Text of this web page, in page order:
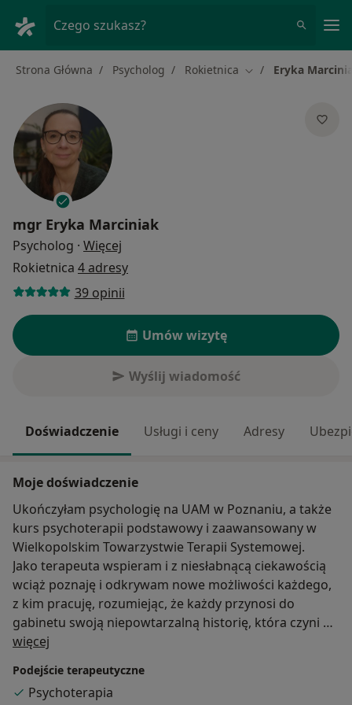
Czego szukasz?
Strona Główna Psycholog Rokietnica Zmień miasto
Eryka
mgr Eryka Marciniak
Psycholog · Więcej
Rokietnica 4 adresy
39 opinii
Umów wizytę
Wyślij wiadomość
Doświadczenie Usługi i ceny Adresy
Moje doświadczenie
Ukończyłam psychologię na UAM w Poznaniu, a także
kurs psychoterapii podstawowy i zaawansowany w
Wielkopolskim Towarzystwie Terapii Systemowej.
Jako terapeuta wspieram i z niesłabnącą ciekawością
wciąż poznaję i odkrywam nowe możliwości każdego,
z kim pracuję, rozumiejąc, że każdy przynosi do
gabinetu swoją niepowtarzalną historię, która czyni go
w pewien sposób wyjątkowym. Każdy też ma swoje
tempo pracy. Ważne jest, żeby je zaakceptować, bez
ponaglania czy zmuszania do jego zmiany.
Pracuję z osobami przeżywającymi trudności
więcej
Podejście terapeutyczne
Psychoterapia